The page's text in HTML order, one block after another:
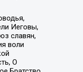
Иеговы,
славян,
воли
О